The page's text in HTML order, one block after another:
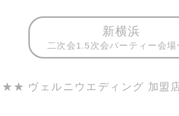
新横浜
二次会1.5次会パーティー会場
★★ ヴェルニウエディング 加盟